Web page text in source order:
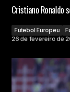
Cristiano Ronaldo
Futebol Europeu
26 de fevereiro de